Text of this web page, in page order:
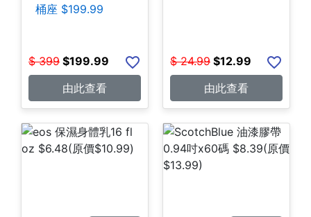
桶座 $199.99
$ 399 $199.99
由此查看
$ 24.99 $12.99
由此查看